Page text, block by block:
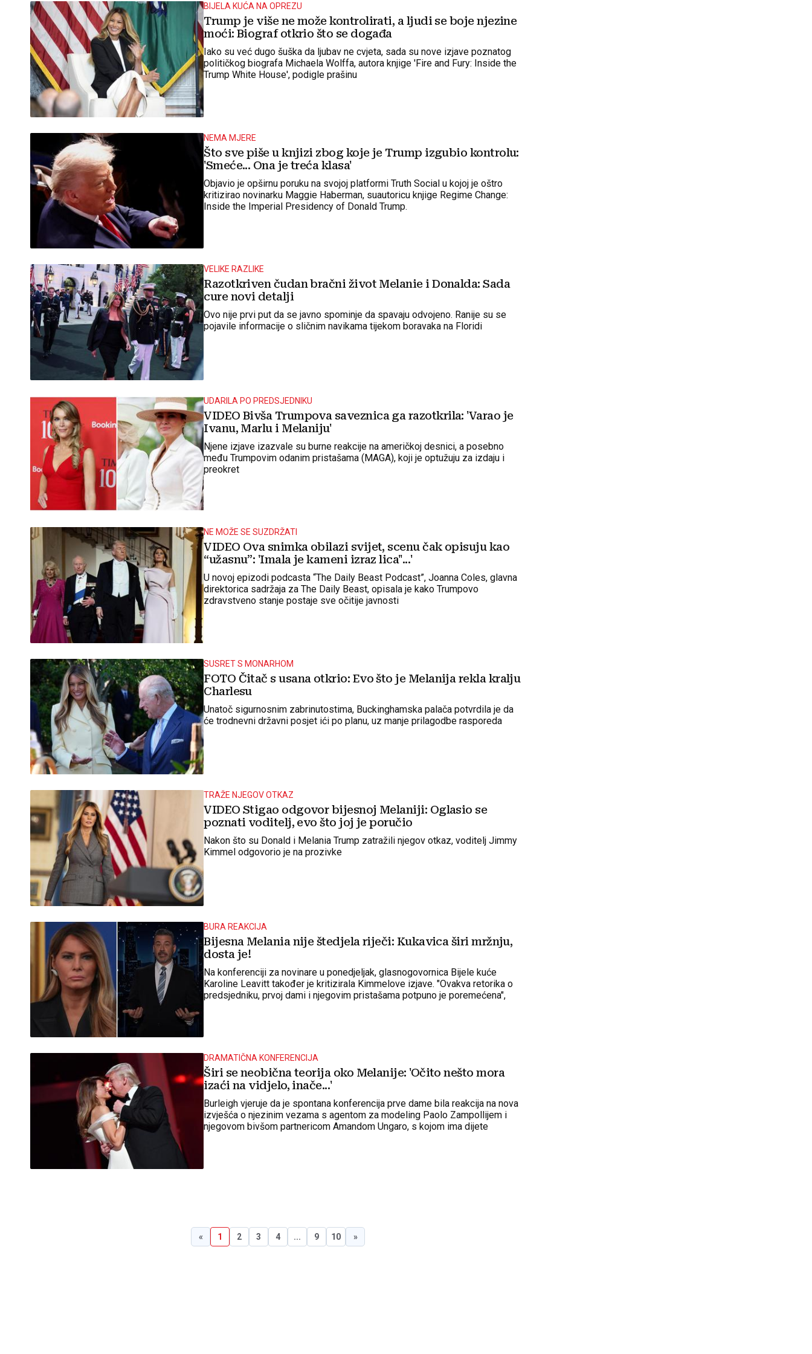
BIJELA KUĆA NA OPREZU
Trump je više ne može kontrolirati, a ljudi se boje njezine
moći: Biograf otkrio što se događa
Iako su već dugo šuška da ljubav ne cvjeta, sada su nove izjave poznatog
političkog biografa Michaela Wolffa, autora knjige 'Fire and Fury: Inside the
Trump White House', podigle prašinu
NEMA MJERE
Što sve piše u knjizi zbog koje je Trump izgubio kontrolu:
'Smeće... Ona je treća klasa'
Objavio je opširnu poruku na svojoj platformi Truth Social u kojoj je oštro
kritizirao novinarku Maggie Haberman, suautoricu knjige Regime Change:
Inside the Imperial Presidency of Donald Trump.
VELIKE RAZLIKE
Razotkriven čudan bračni život Melanie i Donalda: Sada
cure novi detalji
Ovo nije prvi put da se javno spominje da spavaju odvojeno. Ranije su se
pojavile informacije o sličnim navikama tijekom boravaka na Floridi
UDARILA PO PREDSJEDNIKU
VIDEO Bivša Trumpova saveznica ga razotkrila: 'Varao je
Ivanu, Marlu i Melaniju'
Njene izjave izazvale su burne reakcije na američkoj desnici, a posebno
među Trumpovim odanim pristašama (MAGA), koji je optužuju za izdaju i
preokret
NE MOŽE SE SUZDRŽATI
VIDEO Ova snimka obilazi svijet, scenu čak opisuju kao
“užasnu”: 'Imala je kameni izraz lica"...'
U novoj epizodi podcasta “The Daily Beast Podcast”, Joanna Coles, glavna
direktorica sadržaja za The Daily Beast, opisala je kako Trumpovo
zdravstveno stanje postaje sve očitije javnosti
SUSRET S MONARHOM
FOTO Čitač s usana otkrio: Evo što je Melanija rekla kralju
Charlesu
Unatoč sigurnosnim zabrinutostima, Buckinghamska palača potvrdila je da
će trodnevni državni posjet ići po planu, uz manje prilagodbe rasporeda
TRAŽE NJEGOV OTKAZ
VIDEO Stigao odgovor bijesnoj Melaniji: Oglasio se
poznati voditelj, evo što joj je poručio
Nakon što su Donald i Melania Trump zatražili njegov otkaz, voditelj Jimmy
Kimmel odgovorio je na prozivke
BURA REAKCIJA
Bijesna Melania nije štedjela riječi: Kukavica širi mržnju,
dosta je!
Na konferenciji za novinare u ponedjeljak, glasnogovornica Bijele kuće
Karoline Leavitt također je kritizirala Kimmelove izjave. "Ovakva retorika o
predsjedniku, prvoj dami i njegovim pristašama potpuno je poremećena",
DRAMATIČNA KONFERENCIJA
Širi se neobična teorija oko Melanije: 'Očito nešto mora
izaći na vidjelo, inače...'
Burleigh vjeruje da je spontana konferencija prve dame bila reakcija na nova
izvješća o njezinim vezama s agentom za modeling Paolo Zampollijem i
njegovom bivšom partnericom Amandom Ungaro, s kojom ima dijete
« 1 2 3 4 ... 9 10 »